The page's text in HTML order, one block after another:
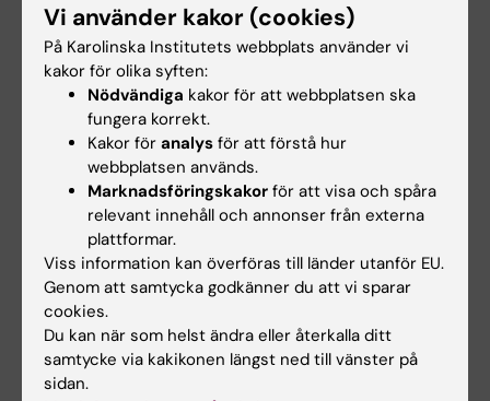
Etikenheten, Institutionen för Lärande,
Informatik, Management och Etik (LIME) vid
Karolinska Institutet. Tidigare docent och
universitetslektor i medicinsk etik vid
Centrum för forsknings- & bioetik, Uppsala
universitet.
Hälsoprevention
Päivi Östling, senior forskare, Institutionen för
onkologi-patologi, Karolinska Institutet,
SciLifeLab.
Vi använder kakor (cookies)
På Karolinska Institutets webbplats använder vi
kakor för olika syften:
Nödvändiga kakor för att webbplatsen ska
fungera korrekt.
Kakor för analys för att förstå hur
webbplatsen används.
Marknadsföringskakor för att visa och spåra
relevant innehåll och annonser från externa
plattformar.
Viss information kan överföras till länder utanför EU.
Genom att samtycka godkänner du att vi sparar
cookies.
Du kan när som helst ändra eller återkalla ditt
samtycke via kakikonen längst ned till vänster på
sidan.